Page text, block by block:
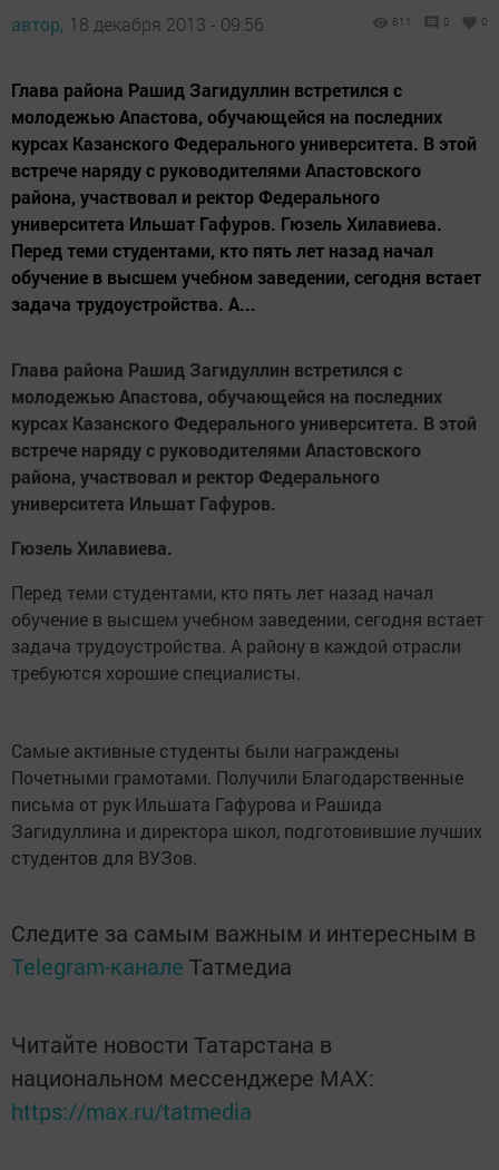
автор, 18 декабря 2013 - 09:56 811 0 0
Глава района Рашид Загидуллин встретился с
молодежью Апастова, обучающейся на последних
курсах Казанского Федерального университета. В этой
встрече наряду с руководителями Апастовского
района, участвовал и ректор Федерального
университета Ильшат Гафуров. Гюзель Хилавиева.
Перед теми студентами, кто пять лет назад начал
обучение в высшем учебном заведении, сегодня встает
задача трудоустройства. А...
Глава района Рашид Загидуллин встретился с
молодежью Апастова, обучающейся на последних
курсах Казанского Федерального университета. В этой
встрече наряду с руководителями Апастовского
района, участвовал и ректор Федерального
университета Ильшат Гафуров.
Гюзель Хилавиева.
Перед теми студентами, кто пять лет назад начал
обучение в высшем учебном заведении, сегодня встает
задача трудоустройства. А району в каждой отрасли
требуются хорошие специалисты.
Самые активные студенты были награждены
Почетными грамотами. Получили Благодарственные
письма от рук Ильшата Гафурова и Рашида
Загидуллина и директора школ, подготовившие лучших
студентов для ВУЗов.
Следите за самым важным и интересным в
Telegram-канале Татмедиа
Читайте новости Татарстана в
национальном мессенджере MАХ:
https://max.ru/tatmedia